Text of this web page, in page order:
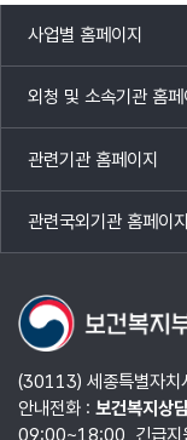
사업별 홈페이지
목록
열기
외청 및 소속기관 홈페
목록
열기
관련기관 홈페이지
목록
열기
관련국외기관 홈페이지
목록
열기
(30113) 세종특별자치
안내전화 : 보건복지상
09:00~18:00, 긴급지